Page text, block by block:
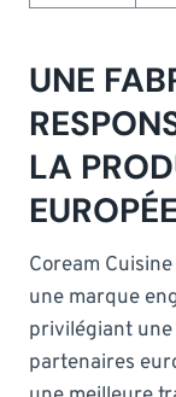
UNE
LA
Coream
une marque
privilégiant
partenaires